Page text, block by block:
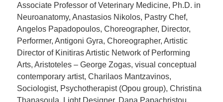
Associate Professor of Veterinary Medicine, Ph.D. in
Neuroanatomy, Anastasios Nikolos, Pastry Chef,
Angelos Papadopoulos, Choreographer, Director,
Performer, Antigoni Gyra, Choreographer, Artistic
Director of Kinitiras Artistic Network of Performing
Arts, Aristoteles – George Zogas, visual conceptual
contemporary artist, Charilaos Mantzavinos,
Sociologist, Psychotherapist (Opou group), Christina
Thanasoula, Light Designer, Dana Papachristou,